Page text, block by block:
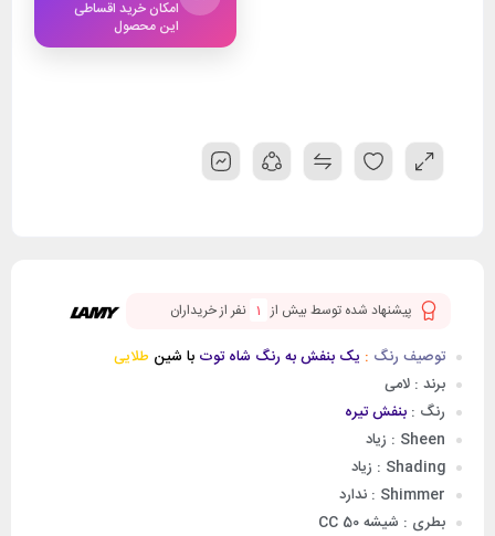
امکان خرید اقساطی
این محصول
پیشنهاد شده توسط بیش از 1 نفر از خریداران
توصیف رنگ : یک بنفش به رنگ شاه توت با شین طلایی
برند : لامی
رنگ : بنفش تیره
Sheen : زیاد
Shading : زیاد
Shimmer : ندارد
بطری : شیشه 50 CC